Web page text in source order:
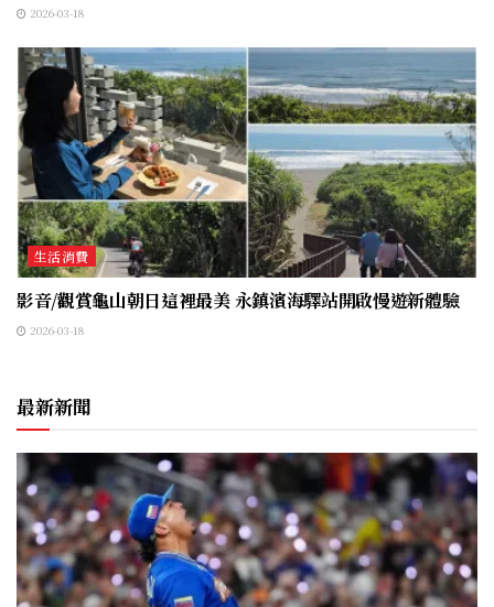
2026-03-18
生活消費
影音/觀賞龜山朝日這裡最美 永鎮濱海驛站開啟慢遊新體驗
2026-03-18
最新新聞